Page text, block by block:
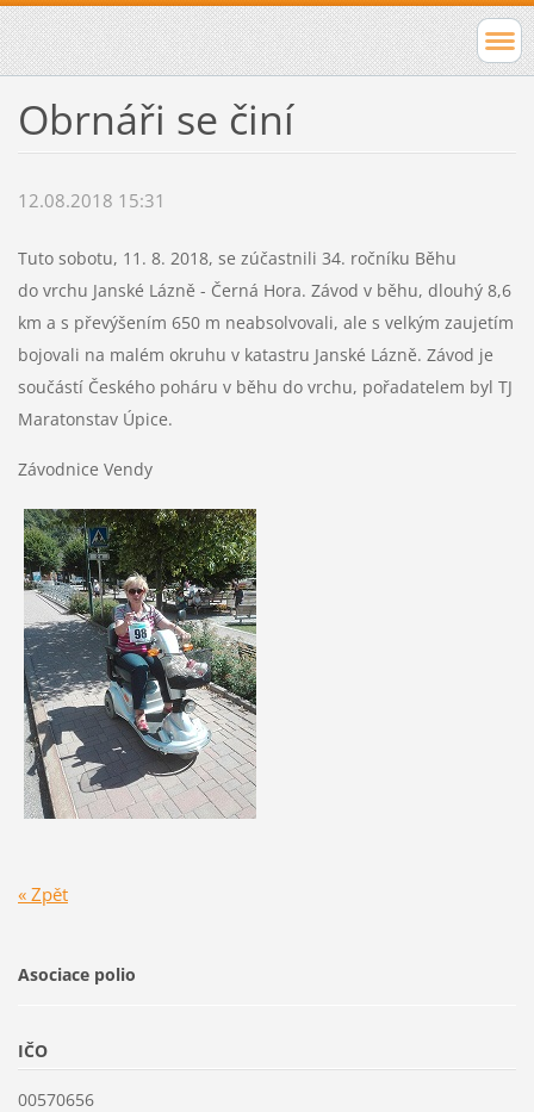
Obrnáři se činí
12.08.2018 15:31
Tuto sobotu, 11. 8. 2018, se zúčastnili 34. ročníku Běhu
do vrchu Janské Lázně - Černá Hora. Závod v běhu, dlouhý 8,6
km a s převýšením 650 m neabsolvovali, ale s velkým zaujetím
bojovali na malém okruhu v katastru Janské Lázně. Závod je
součástí Českého poháru v běhu do vrchu, pořadatelem byl TJ
Maratonstav Úpice.
Závodnice Vendy
« Zpět
Asociace polio
IČO
00570656